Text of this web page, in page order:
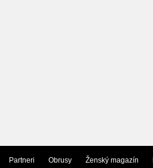
Partneri Obrusy Ženský magazín